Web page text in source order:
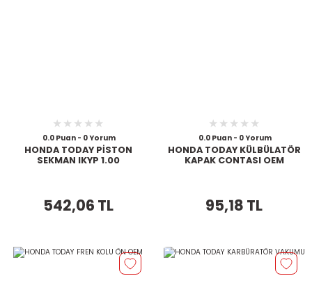
0.0 Puan - 0 Yorum
HONDA TODAY PİSTON
SEKMAN IKYP 1.00
542,06 TL
0.0 Puan - 0 Yorum
HONDA TODAY KÜLBÜLATÖR
KAPAK CONTASI OEM
95,18 TL